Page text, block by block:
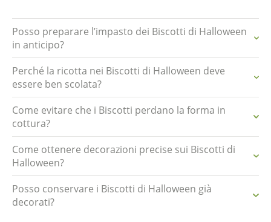
Posso preparare l’impasto dei Biscotti di Halloween
in anticipo?
Perché la ricotta nei Biscotti di Halloween deve
essere ben scolata?
Come evitare che i Biscotti perdano la forma in
cottura?
Come ottenere decorazioni precise sui Biscotti di
Halloween?
Posso conservare i Biscotti di Halloween già
decorati?